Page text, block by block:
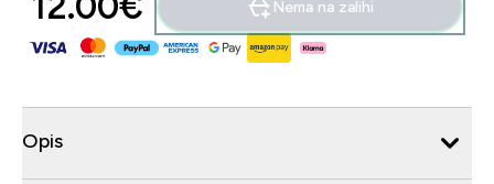
Nema na zalihi
Opis